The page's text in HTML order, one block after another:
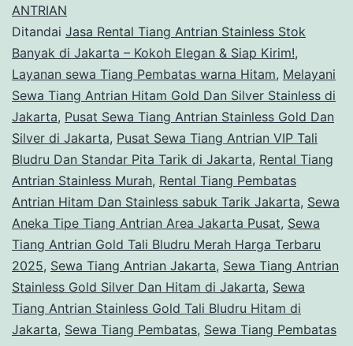
Dan
Hitam
di
Jakarta
ANTRIAN
Ditandai Jasa Rental Tiang Antrian Stainless Stok
Banyak di Jakarta – Kokoh Elegan & Siap Kirim!,
Layanan sewa Tiang Pembatas warna Hitam, Melayani
Sewa Tiang Antrian Hitam Gold Dan Silver Stainless di
Jakarta, Pusat Sewa Tiang Antrian Stainless Gold Dan
Silver di Jakarta, Pusat Sewa Tiang Antrian VIP Tali
Bludru Dan Standar Pita Tarik di Jakarta, Rental Tiang
Antrian Stainless Murah, Rental Tiang Pembatas
Antrian Hitam Dan Stainless sabuk Tarik Jakarta, Sewa
Aneka Tipe Tiang Antrian Area Jakarta Pusat, Sewa
Tiang Antrian Gold Tali Bludru Merah Harga Terbaru
2025, Sewa Tiang Antrian Jakarta, Sewa Tiang Antrian
Stainless Gold Silver Dan Hitam di Jakarta, Sewa
Tiang Antrian Stainless Gold Tali Bludru Hitam di
Jakarta, Sewa Tiang Pembatas, Sewa Tiang Pembatas